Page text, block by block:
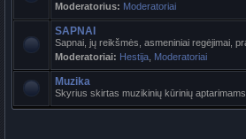
Moderatorius: Moderatoriai
SAPNAI
Sapnai, jų reikšmės, asmeniniai regėjimai,
Moderatoriai: Hestija Moderatoriai
Muzika
Skyrius skirtas muzikinių kūrinių